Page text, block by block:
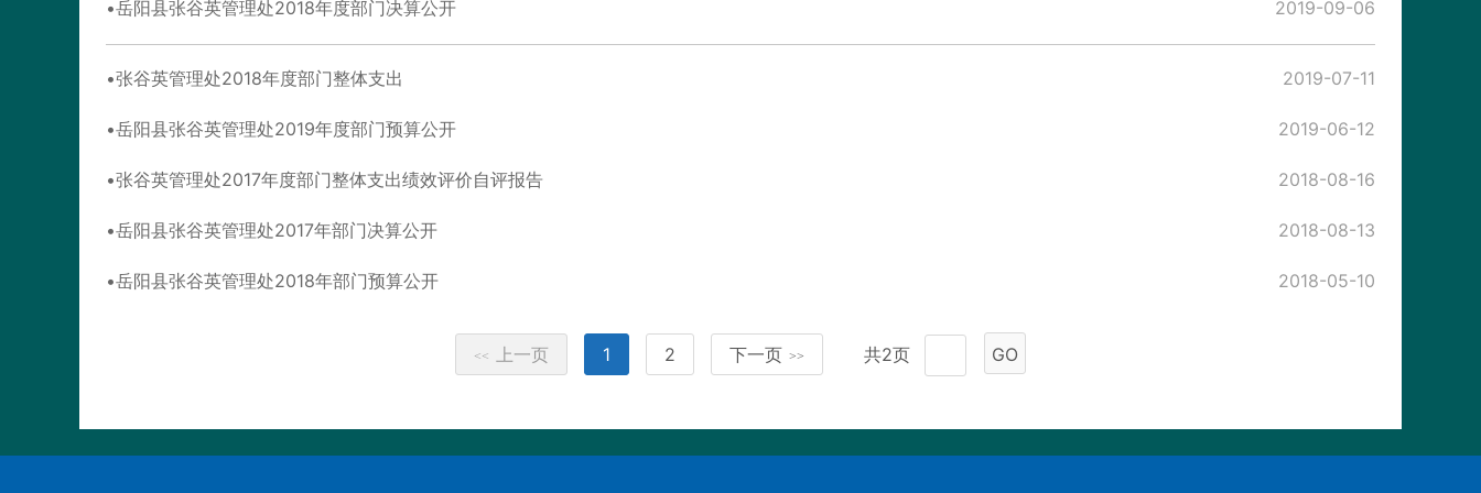
岳阳县张谷英管理处2018年度部门决算公开 2019-09-06
张谷英管理处2018年度部门整体支出 2019-07-11
岳阳县张谷英管理处2019年度部门预算公开 2019-06-12
张谷英管理处2017年度部门整体支出绩效评价自评报告 2018-08-16
岳阳县张谷英管理处2017年部门决算公开 2018-08-13
岳阳县张谷英管理处2018年部门预算公开 2018-05-10
<< 上一页 1 2 下一页 >> 共2页 GO